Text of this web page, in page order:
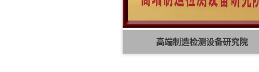
高端制造检测设备研究院